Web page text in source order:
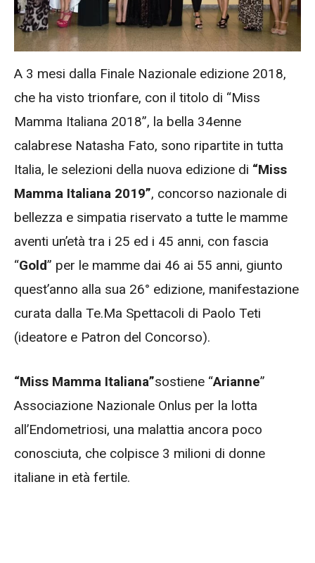
A 3 mesi dalla Finale Nazionale edizione 2018,
che ha visto trionfare, con il titolo di “Miss
Mamma Italiana 2018”, la bella 34enne
calabrese Natasha Fato, sono ripartite in tutta
Italia, le selezioni della nuova edizione di “Miss
Mamma Italiana 2019”, concorso nazionale di
bellezza e simpatia riservato a tutte le mamme
aventi un’età tra i 25 ed i 45 anni, con fascia
“Gold” per le mamme dai 46 ai 55 anni, giunto
quest’anno alla sua 26° edizione, manifestazione
curata dalla Te.Ma Spettacoli di Paolo Teti
(ideatore e Patron del Concorso).
“Miss Mamma Italiana”sostiene “Arianne”
Associazione Nazionale Onlus per la lotta
all’Endometriosi, una malattia ancora poco
conosciuta, che colpisce 3 milioni di donne
italiane in età fertile.